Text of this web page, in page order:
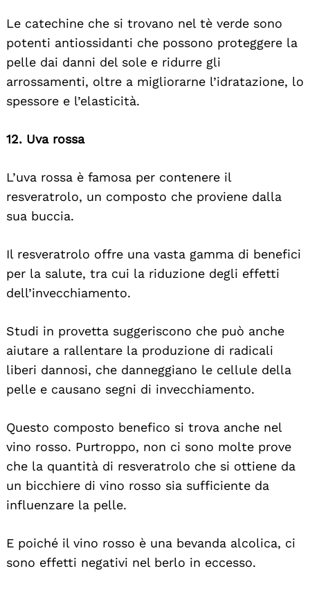
Le catechine che si trovano nel tè verde sono
potenti antiossidanti che possono proteggere la
pelle dai danni del sole e ridurre gli
arrossamenti, oltre a migliorarne l’idratazione, lo
spessore e l’elasticità.
12. Uva rossa
L’uva rossa è famosa per contenere il
resveratrolo, un composto che proviene dalla
sua buccia.
Il resveratrolo offre una vasta gamma di benefici
per la salute, tra cui la riduzione degli effetti
dell’invecchiamento.
Studi in provetta suggeriscono che può anche
aiutare a rallentare la produzione di radicali
liberi dannosi, che danneggiano le cellule della
pelle e causano segni di invecchiamento.
Questo composto benefico si trova anche nel
vino rosso. Purtroppo, non ci sono molte prove
che la quantità di resveratrolo che si ottiene da
un bicchiere di vino rosso sia sufficiente da
influenzare la pelle.
E poiché il vino rosso è una bevanda alcolica, ci
sono effetti negativi nel berlo in eccesso.